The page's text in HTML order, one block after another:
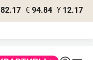
82.17 € 94.84 ¥ 12.17